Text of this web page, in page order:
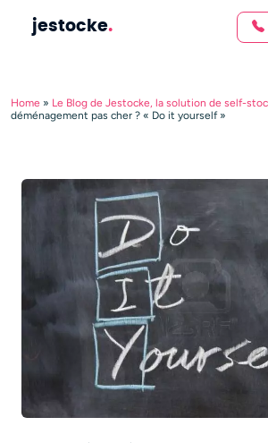
jestocke.
Home » Le Blog de Jestocke, la solution de self-
déménagement pas cher ? « Do it yourself »